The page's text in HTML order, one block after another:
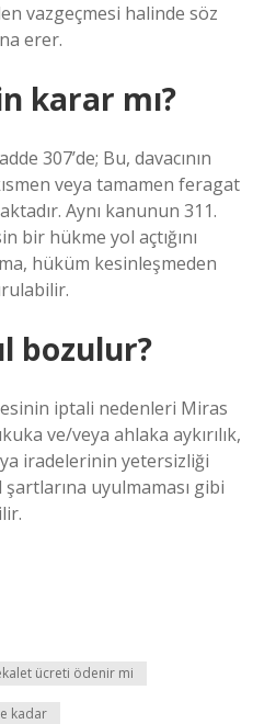
vazgeçmesi halinde söz
erer.
karar mı?
307’de; Bu, davacının
veya tamamen feragat
Aynı kanunun 311.
bir hükme yol açtığını
hüküm kesinleşmeden
bozulur?
iptali nedenleri Miras
ve/veya ahlaka aykırılık,
iradelerinin yetersizliği
uyulmaması gibi
ücreti ödenir mi
kadar